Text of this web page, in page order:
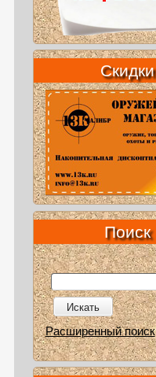
Скидки
Поиск
Искать
Расширенный поиск